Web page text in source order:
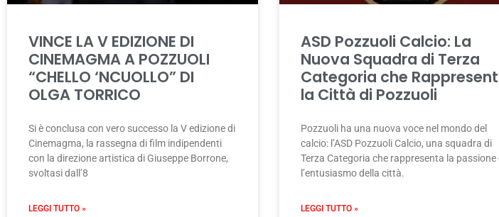
VINCE LA V EDIZIONE DI
CINEMAGMA A POZZUOLI
“CHELLO ‘NCUOLLO” DI
OLGA TORRICO
Si è conclusa con vero successo la V edizione di
Cinemagma, la rassegna di film indipendenti
con la direzione artistica di Giuseppe Borrone,
svoltasi dall’8
LEGGI TUTTO »
ASD Pozzuoli Calcio: La
Nuova Squadra di Terza
Categoria che
la Città di Pozzuoli
Pozzuoli ha una nuova voce nel mondo del
calcio: l’ASD Pozzuoli Calcio, una squadra di
Terza Categoria che rappresenta la passione
l’entusiasmo della città.
LEGGI TUTTO »